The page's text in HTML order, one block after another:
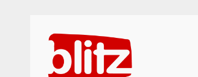
content